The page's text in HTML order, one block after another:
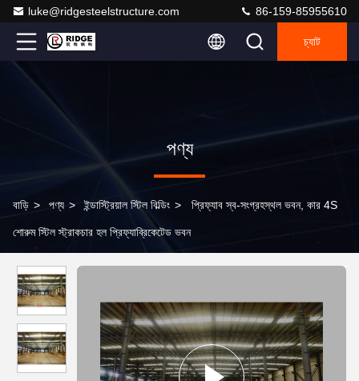
luke@ridgesteelstructure.com 86-159-85955610
চ্যাট
পণ্য
বাড়ি > পণ্য > ইন্ডাস্ট্রিয়াল স্টিল বিল্ডিং > প্রিফ্যাব স্ব-সংগ্রহস্থল ভবন, কার 4S
শোরুম স্টিল স্ট্রাকচার হল প্রিফ্যাব্রিকেটেড ভবন